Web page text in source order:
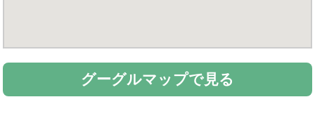
グーグルマップで見る